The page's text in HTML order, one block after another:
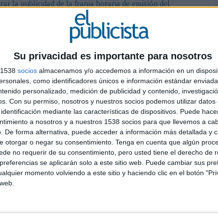
Su privacidad es importante para nosotros
socios almacenamos y/o accedemos a información en un
como identificadores únicos e información estándar
personalizado, medición de publicidad y contenido,
Con su permiso, nosotros y nuestros socios podemos utilizar datos
mediante las características de dispositivos. Puede
a nosotros y a nuestros 1538 socios para que llevemos a
De forma alternativa, puede acceder a información más detallada y
otorgar o negar su consentimiento. Tenga en cuenta que algún
no requerir de su consentimiento, pero usted tiene el derecho de
se aplicarán solo a este sitio web. Puede cambiar sus
momento volviendo a este sitio y haciendo clic en el botón
la publicidad de la franja horaria de emisión del
en España. Muchas gracias.
ha emitido un comunicado oficial acusando a
nacida en las redes "de manera desleal"
Cero y algunos de sus portales verticales. Una
La Razón, con el que comparte accionista el grupo
confusión creada por la campaña denigratoria contra
-
para superar esta situación a la mayor brevedad
por la audiencia española".